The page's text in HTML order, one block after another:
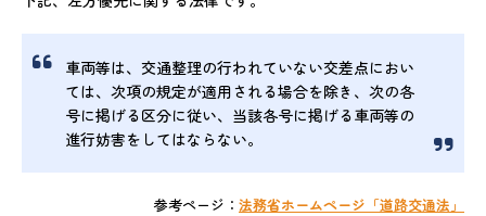
車両等は、交通整理の行われていない交差点におい
ては、次項の規定が適用される場合を除き、次の各
号に掲げる区分に従い、当該各号に掲げる車両等の
進行妨害をしてはならない。
参考ページ： 法務省ホームページ「道路交通法」